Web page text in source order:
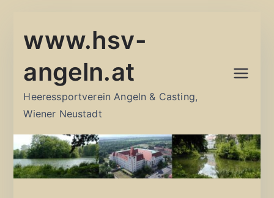
Inhalt
www.hsv-
angeln.at
Heeressportverein Angeln & Casting,
Wiener Neustadt